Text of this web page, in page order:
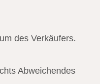
des Verkäufers.
Abweichendes